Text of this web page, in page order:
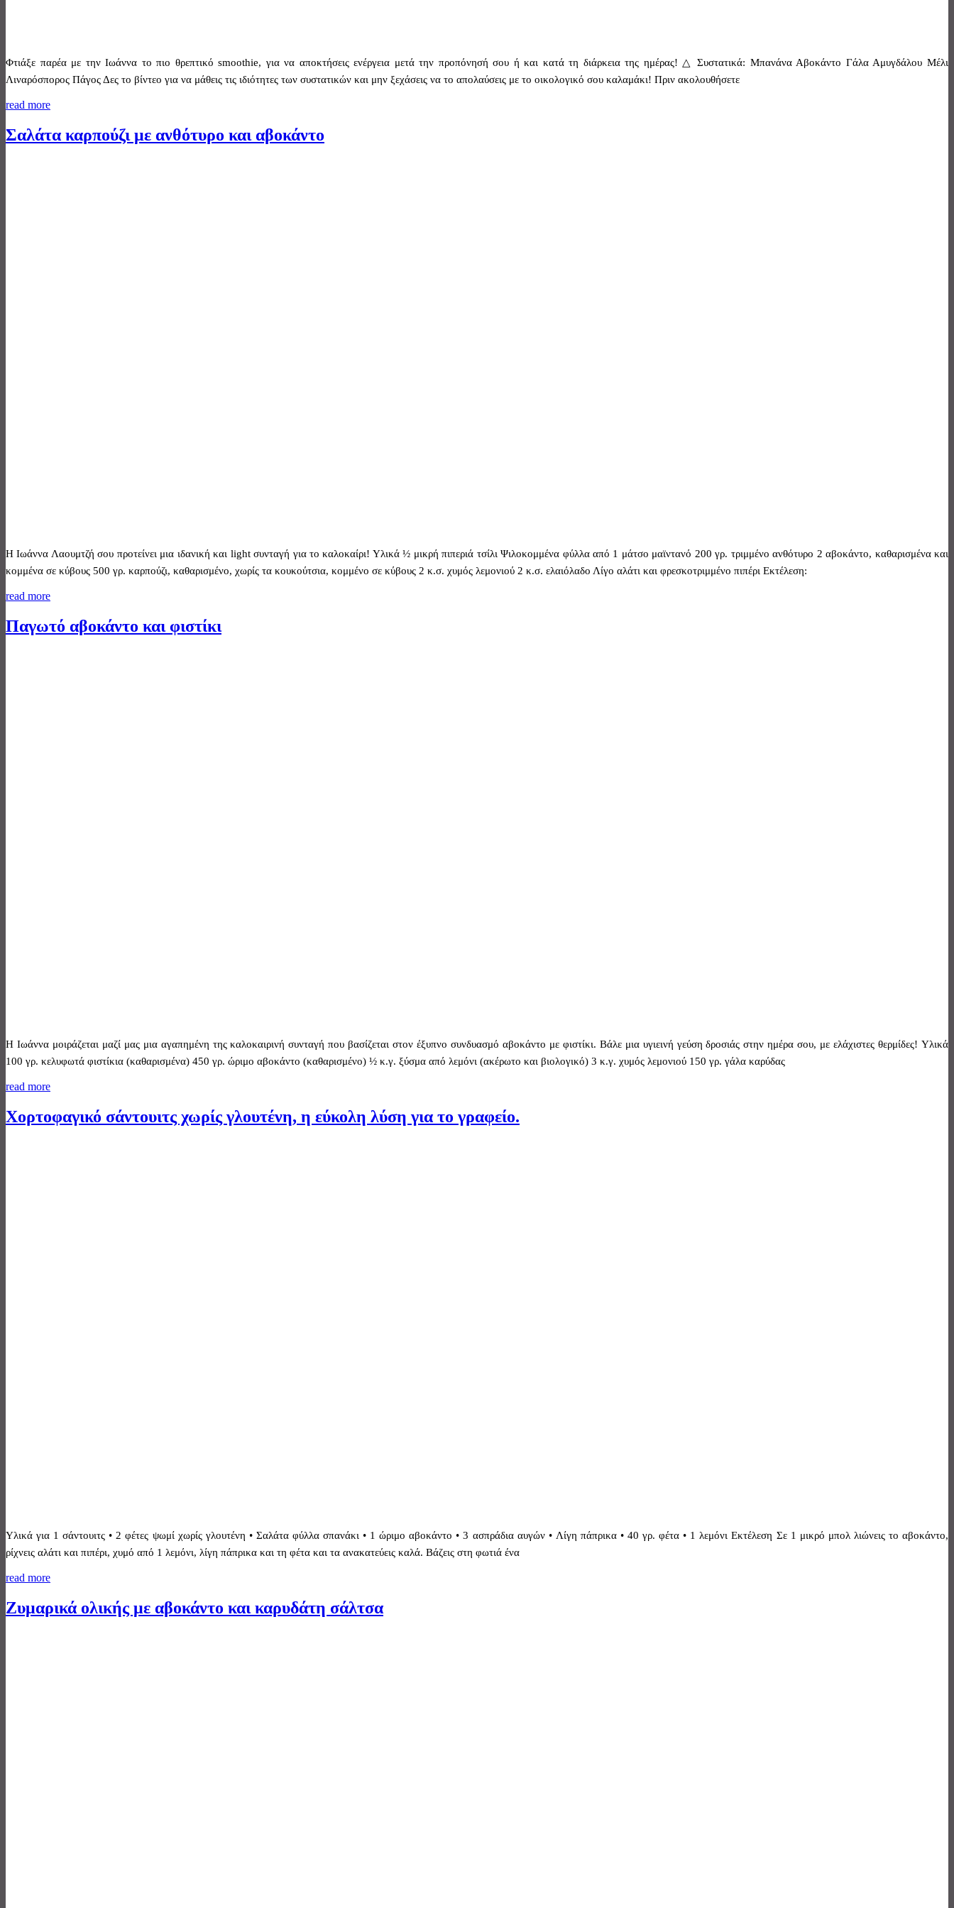
Φτιάξε παρέα με την Ιωάννα το πιο θρεπτικό smoothie, για να αποκτήσεις ενέργεια μετά την προπόνησή σου ή και κατά τη διάρκεια της ημέρας! △ Συστατικά: Μπανάνα Αβοκάντο Γάλα Αμυγδάλου Μέλι
Λιναρόσπορος Πάγος Δες το βίντεο για να μάθεις τις ιδιότητες των συστατικών και μην ξεχάσεις να το απολαύσεις με το οικολογικό σου καλαμάκι! Πριν ακολουθήσετε
read more
Σαλάτα καρπούζι με ανθότυρο και αβοκάντο
Η Ιωάννα Λαουμτζή σου προτείνει μια ιδανική και light συνταγή για το καλοκαίρι! Υλικά ½ μικρή πιπεριά τσίλι Ψιλοκομμένα φύλλα από 1 μάτσο μαϊντανό 200 γρ. τριμμένο ανθότυρο 2 αβοκάντο, καθαρισμένα και
κομμένα σε κύβους 500 γρ. καρπούζι, καθαρισμένο, χωρίς τα κουκούτσια, κομμένο σε κύβους 2 κ.σ. χυμός λεμονιού 2 κ.σ. ελαιόλαδο Λίγο αλάτι και φρεσκοτριμμένο πιπέρι Εκτέλεση:
read more
Παγωτό αβοκάντο και φιστίκι
Η Ιωάννα μοιράζεται μαζί μας μια αγαπημένη της καλοκαιρινή συνταγή που βασίζεται στον έξυπνο συνδυασμό αβοκάντο με φιστίκι. Βάλε μια υγιεινή γεύση δροσιάς στην ημέρα σου, με ελάχιστες θερμίδες! Yλικά
100 γρ. κελυφωτά φιστίκια (καθαρισμένα) 450 γρ. ώριμο αβοκάντο (καθαρισμένο) ½ κ.γ. ξύσμα από λεμόνι (ακέρωτο και βιολογικό) 3 κ.γ. χυμός λεμονιού 150 γρ. γάλα καρύδας
read more
Χορτοφαγικό σάντουιτς χωρίς γλουτένη, η εύκολη λύση για το γραφείο.
Υλικά για 1 σάντουιτς • 2 φέτες ψωμί χωρίς γλουτένη • Σαλάτα φύλλα σπανάκι • 1 ώριμο αβοκάντο • 3 ασπράδια αυγών • Λίγη πάπρικα • 40 γρ. φέτα • 1 λεμόνι Εκτέλεση Σε 1 μικρό μπολ λιώνεις το αβοκάντο,
ρίχνεις αλάτι και πιπέρι, χυμό από 1 λεμόνι, λίγη πάπρικα και τη φέτα και τα ανακατεύεις καλά. Βάζεις στη φωτιά ένα
read more
Ζυμαρικά ολικής με αβοκάντο και καρυδάτη σάλτσα